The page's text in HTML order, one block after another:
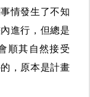
情發生了不知
進行，但總是
順其自然接受
，原本是計畫